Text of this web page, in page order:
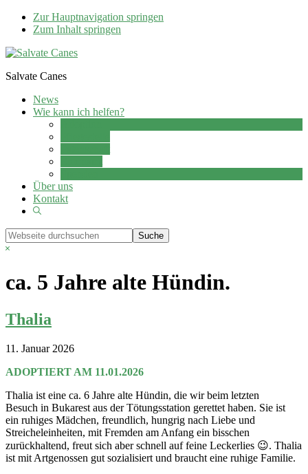
Zur Hauptnavigation springen
Zum Inhalt springen
Salvate Canes
News
Wie kann ich helfen?
Über uns
Kontakt
Show
Webseite
durchsuchen
Hide
ca. 5 Jahre alte Hündin.
Thalia
11. Januar 2026
ADOPTIERT AM 11.01.2026
Thalia ist eine ca. 6 Jahre alte Hündin, die wir beim letzten
Besuch in Bukarest aus der Tötungsstation gerettet haben. Sie ist
ein ruhiges Mädchen, freundlich, hungrig nach Liebe und
Streicheleinheiten, mit Fremden am Anfang ein bisschen
zurückhaltend, freut sich aber schnell auf feine Leckerlies 😉. Thalia
ist mit Artgenossen gut sozialisiert und braucht eine ruhige Familie.